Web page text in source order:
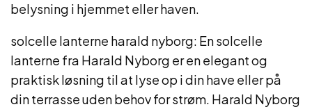
belysning i hjemmet eller haven.
solcelle lanterne harald nyborg: En solcelle
lanterne fra Harald Nyborg er en elegant og
praktisk løsning til at lyse op i din have eller på
din terrasse uden behov for strøm. Harald Nyborg